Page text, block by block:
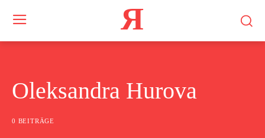
Я
Oleksandra Hurova
0 BEITRÄGE